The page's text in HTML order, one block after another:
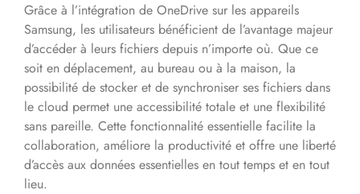
Grâce à l’intégration de OneDrive sur les appareils
Samsung, les utilisateurs bénéficient de l’avantage majeur
d’accéder à leurs fichiers depuis n’importe où. Que ce
soit en déplacement, au bureau ou à la maison, la
possibilité de stocker et de synchroniser ses fichiers dans
le cloud permet une accessibilité totale et une flexibilité
sans pareille. Cette fonctionnalité essentielle facilite la
collaboration, améliore la productivité et offre une liberté
d’accès aux données essentielles en tout temps et en tout
lieu.